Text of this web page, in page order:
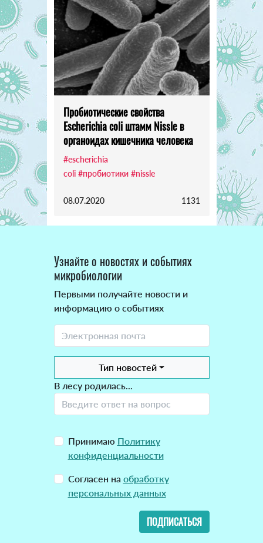
Пробиотические свойства
Escherichia coli штамм Nissle в
органоидах кишечника человека
#escherichia
coli #пробиотики #nissle
08.07.2020 1131
Узнайте о новостях и событиях
микробиологии
Первыми получайте новости и
информацию о событиях
Тип новостей
В лесу родилась...
Принимаю Политику
конфиденциальности
Согласен на обработку
персональных данных
ПОДПИСАТЬСЯ